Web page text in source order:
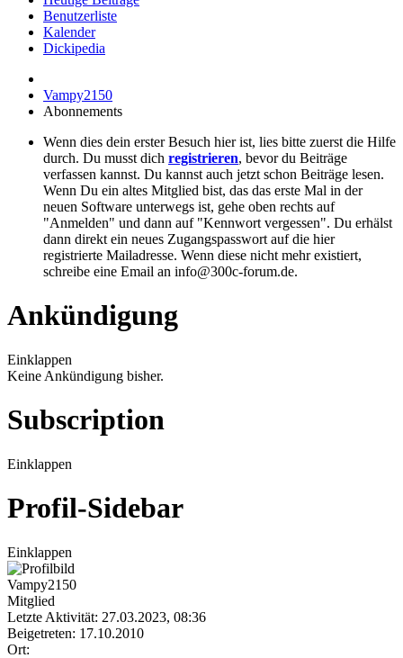
Benutzerliste
Kalender
Dickipedia
Vampy2150
Abonnements
Wenn dies dein erster Besuch hier ist, lies bitte zuerst die Hilfe
durch. Du musst dich registrieren, bevor du Beiträge
verfassen kannst. Du kannst auch jetzt schon Beiträge lesen.
Wenn Du ein altes Mitglied bist, das das erste Mal in der
neuen Software unterwegs ist, gehe oben rechts auf
"Anmelden" und dann auf "Kennwort vergessen". Du erhälst
dann direkt ein neues Zugangspasswort auf die hier
registrierte Mailadresse. Wenn diese nicht mehr existiert,
schreibe eine Email an info@300c-forum.de.
Ankündigung
Einklappen
Keine Ankündigung bisher.
Subscription
Einklappen
Profil-Sidebar
Einklappen
Vampy2150
Mitglied
Letzte Aktivität: 27.03.2023, 08:36
Beigetreten: 17.10.2010
Ort: